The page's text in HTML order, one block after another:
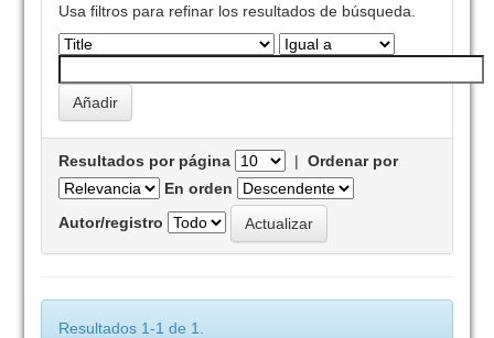
Usa filtros para refinar los resultados de búsqueda.
Resultados por página |Ordenar por
En orden
Autor/registro
Resultados 1-1 de 1.